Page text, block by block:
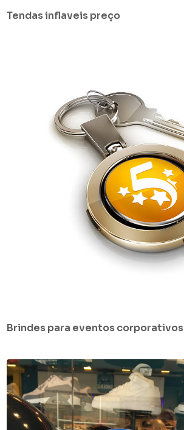
Tendas inflaveis preço
Brindes para eventos corporativos